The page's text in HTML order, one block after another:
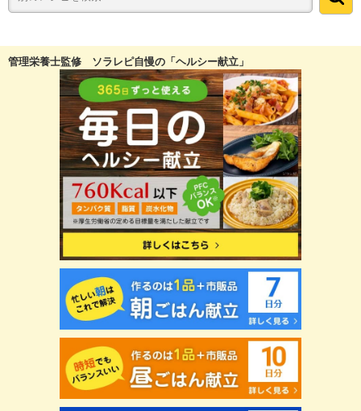
管理栄養士監修 ソラレピ自慢の「ヘルシー献立」